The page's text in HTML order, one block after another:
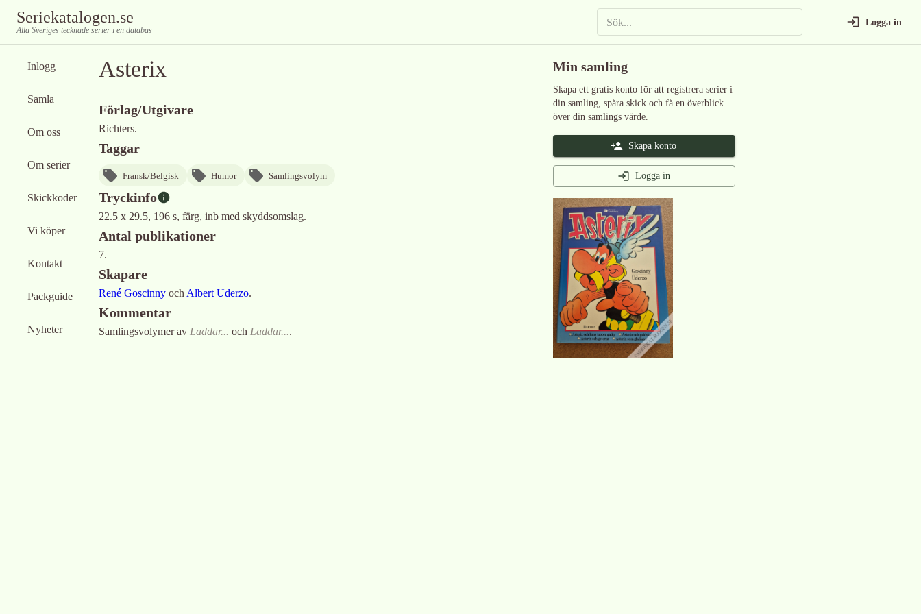
Seriekatalogen.se
Alla Sveriges tecknade serier i en databas
Logga in
Inlogg
Samla
Om oss
Om serier
Skickkoder
Vi köper
Kontakt
Packguide
Nyheter
Asterix
Förlag/Utgivare
Richters.
Taggar
Fransk/Belgisk Humor Samlingsvolym
Tryckinfo
22.5 x 29.5, 196 s, färg, inb med skyddsomslag.
Antal publikationer
7.
Skapare
René Goscinny och Albert Uderzo.
Kommentar
Samlingsvolymer av Laddar... och Laddar....
Min samling
Skapa ett gratis konto för att registrera serier i
din samling, spåra skick och få en överblick
över din samlings värde.
Skapa konto
Logga in